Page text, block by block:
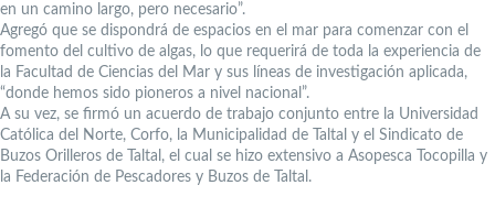
en un camino largo, pero necesario”.
Agregó que se dispondrá de espacios en el mar para comenzar con el
fomento del cultivo de algas, lo que requerirá de toda la experiencia de
la Facultad de Ciencias del Mar y sus líneas de investigación aplicada,
“donde hemos sido pioneros a nivel nacional”.
A su vez, se firmó un acuerdo de trabajo conjunto entre la Universidad
Católica del Norte, Corfo, la Municipalidad de Taltal y el Sindicato de
Buzos Orilleros de Taltal, el cual se hizo extensivo a Asopesca Tocopilla y
la Federación de Pescadores y Buzos de Taltal.